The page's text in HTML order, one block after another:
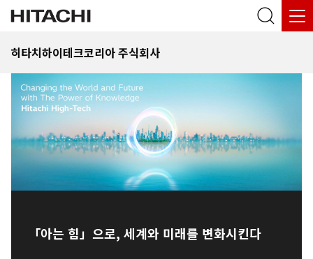
히타치하이테크코리아 주식회사
「아는 힘」으로, 세계와 미래를 변화시킨다